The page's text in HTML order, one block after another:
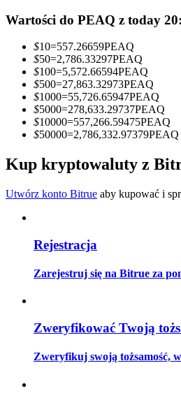
Dołącz do najlepszych traderów
Zostań traderem kopiującym
Informacja
Analiza Big Data, w tym
Wartości do PEAQ z today
$10=557.26659PEAQ
$50=2,786.33297PEAQ
$100=5,572.66594PEAQ
$500=27,863.32973PEAQ
$1000=55,726.65947PEAQ
$5000=278,633.29737PEAQ
$10000=557,266.59475PEAQ
$50000=2,786,332.97379PEAQ
Kup kryptowaluty z
Utwórz konto Bitrue aby kupować i
Rejestracja
Zarejestruj się na Bitrue za
Zweryfikować Twoją
Zweryfikuj swoją tożsamość,